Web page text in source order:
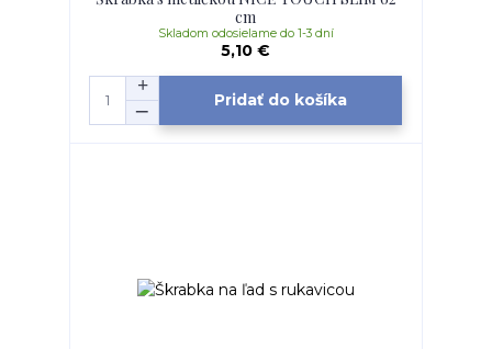
cm
5,10 €
Skladom odosielame do 1-3 dní
Pridať do košíka